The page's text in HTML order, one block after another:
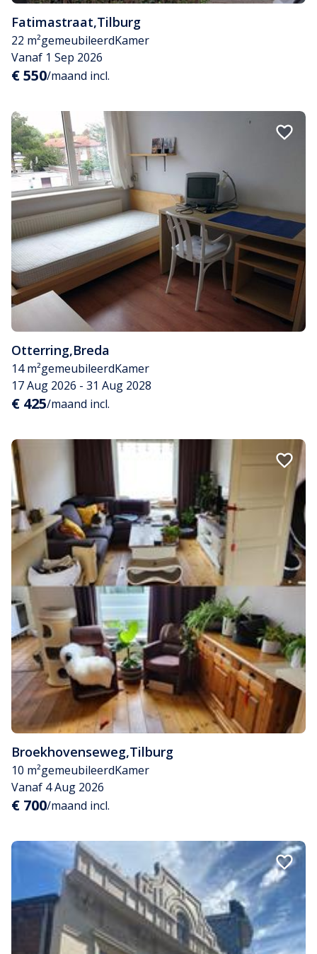
Fatimastraat,Tilburg
22 m²gemeubileerdKamer
Vanaf 1 Sep 2026
€ 550/maand incl.
Otterring,Breda
14 m²gemeubileerdKamer
17 Aug 2026 - 31 Aug 2028
€ 425/maand incl.
Broekhovenseweg,Tilburg
10 m²gemeubileerdKamer
Vanaf 4 Aug 2026
€ 700/maand incl.